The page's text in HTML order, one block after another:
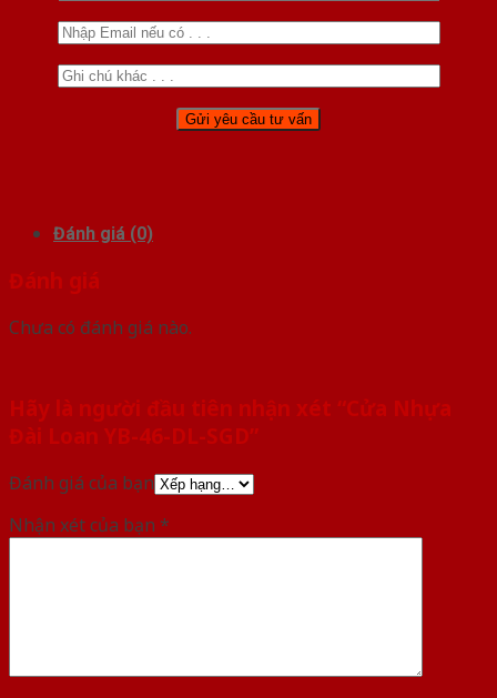
Đánh giá (0)
Đánh giá
Chưa có đánh giá nào.
Hãy là người đầu tiên nhận xét “Cửa Nhựa
Đài Loan YB-46-DL-SGD”
Đánh giá của bạn
Nhận xét của bạn *